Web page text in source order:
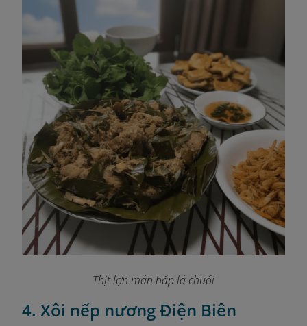
Thịt lợn mán hấp lá chuối
4. Xôi nếp nương Điện Biên